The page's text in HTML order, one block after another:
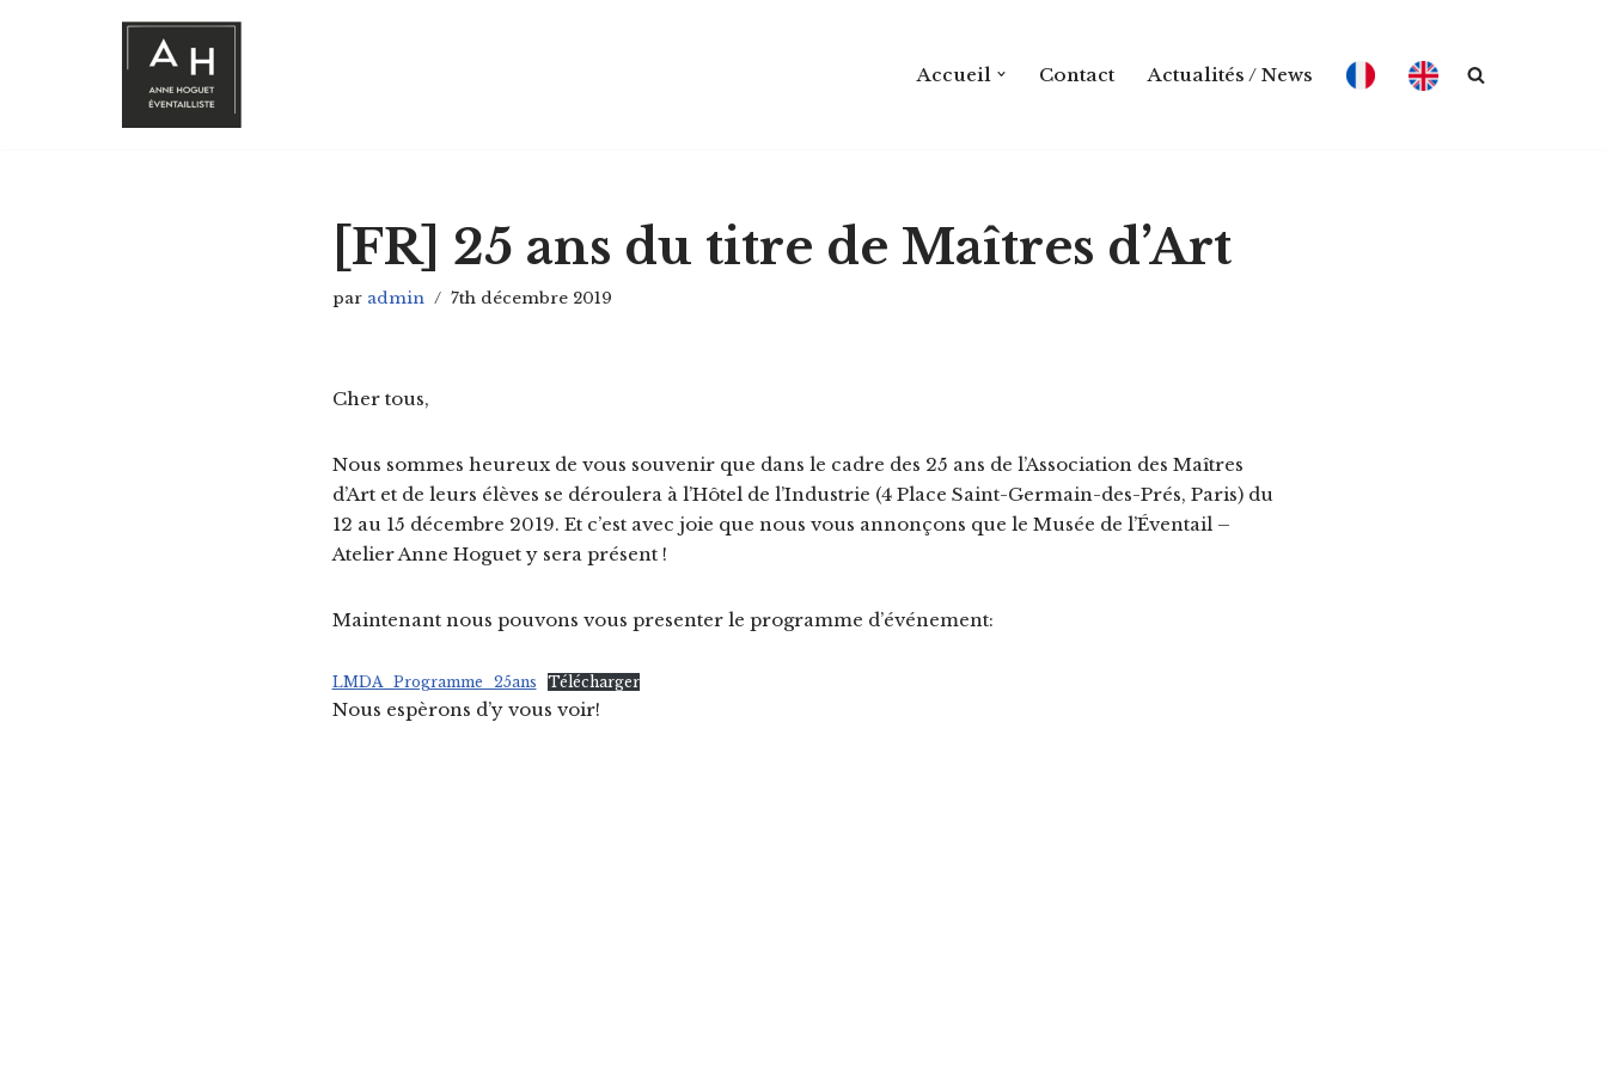
Accueil Contact Actualités / News
[FR] 25 ans du titre de Maîtres d’Art
par admin 7th décembre 2019
Cher tous,
Nous sommes heureux de vous souvenir que dans le cadre des 25 ans de l’Association des Maîtres
d’Art et de leurs élèves se déroulera à l’Hôtel de l’Industrie (4 Place Saint-Germain-des-Prés, Paris) du
12 au 15 décembre 2019. Et c’est avec joie que nous vous annonçons que le Musée de l’Éventail –
Atelier Anne Hoguet y sera présent !
Maintenant nous pouvons vous presenter le programme d’événement:
LMDA_Programme_25ans Télécharger
Nous espèrons d’y vous voir!